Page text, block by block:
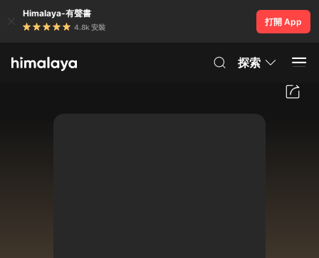
Himalaya-有聲書
4.8k 安裝
打開 App
探索